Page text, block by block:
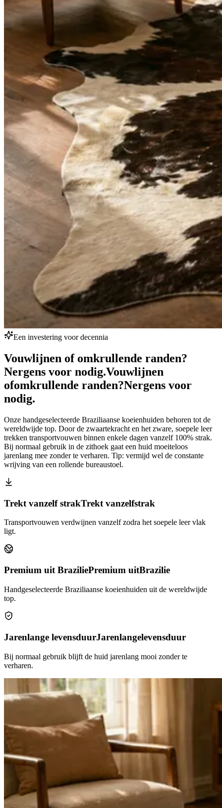
Een investering voor decennia
Vouwlijnen of omkrullende randen?
Nergens voor nodig.Vouwlijnen
ofomkrullende randen?Nergens voor
nodig.
Onze handgeselecteerde Braziliaanse koeienhuiden behoren tot de
wereldwijde top. Door de zwaartekracht en het zware, soepele leer
trekken transportvouwen binnen enkele dagen vanzelf 100% strak.
Bij normaal gebruik in de zithoek gaat een huid moeiteloos
jarenlang mee zonder te verharen. Tip: vermijd wel de constante
wrijving van een rollende bureaustoel.
Trekt vanzelf strakTrekt vanzelfstrak
Transportvouwen verdwijnen vanzelf zodra het soepele leer vlak
ligt.
Premium uit BraziliePremium uitBrazilie
Handgeselecteerde Braziliaanse koeienhuiden uit de wereldwijde
top.
Jarenlange levensduurJarenlangelevensduur
Bij normaal gebruik blijft de huid jarenlang mooi zonder te
verharen.